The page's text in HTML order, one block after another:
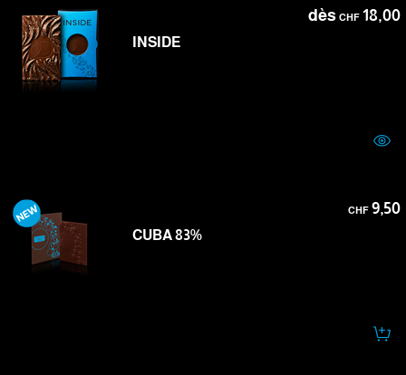
dès CHF18,00
INSIDE
CHF9,50
CUBA 83%